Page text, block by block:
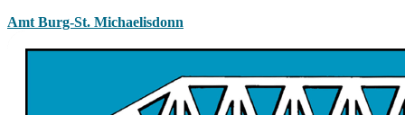
Amt Burg-St. Michaelisdonn